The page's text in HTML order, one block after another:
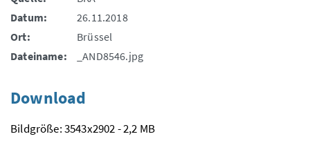
Datum:
26.11.2018
Ort:
Brüssel
Dateiname:
_AND8546.jpg
Download
Bildgröße: 3543x2902 - 2,2 MB